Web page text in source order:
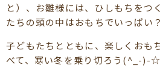
と）、お雛様には、ひしもちをつ
たちの頭の中はおもちでいっぱい
子どもたちとともに、楽しくおも
べて、寒い冬を乗り切ろう(^_-)-☆